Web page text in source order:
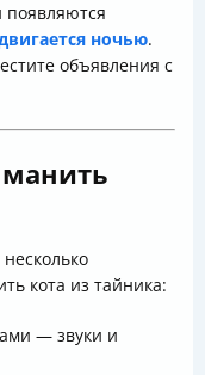
появляются
ночью.
объявления с
кота из тайника:
— звуки и